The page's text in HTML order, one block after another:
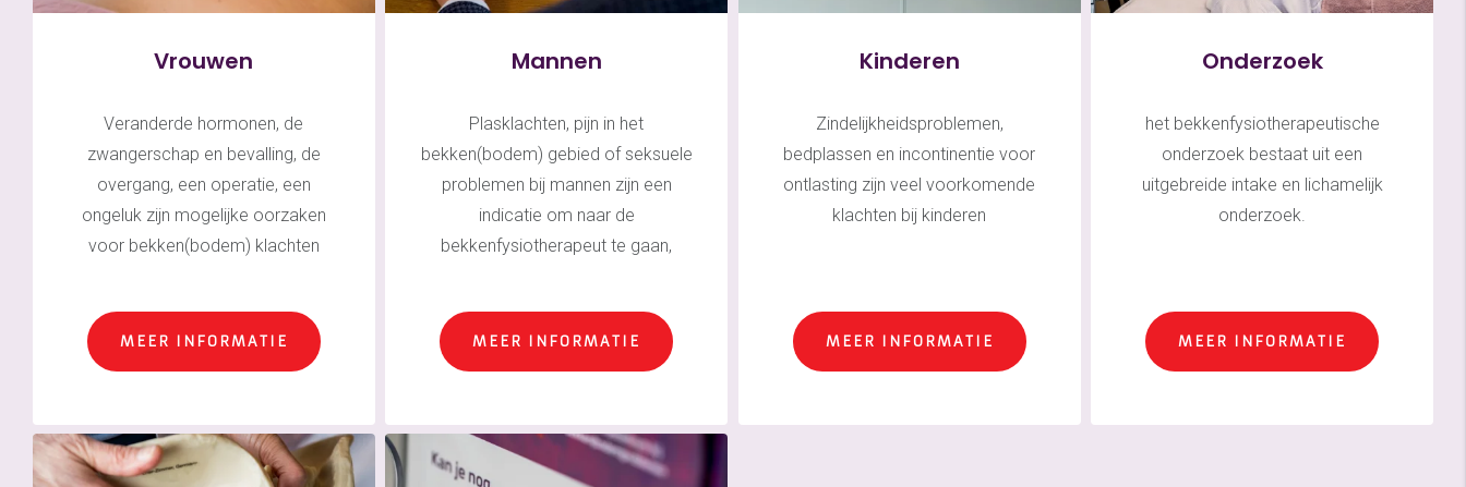
Vrouwen
Veranderde hormonen, de
zwangerschap en bevalling, de
overgang, een operatie, een
ongeluk zijn mogelijke oorzaken
voor bekken(bodem) klachten
MEER INFORMATIE
Mannen
Plasklachten, pijn in het
bekken(bodem) gebied of seksuele
problemen bij mannen zijn een
indicatie om naar de
bekkenfysiotherapeut te gaan,
MEER INFORMATIE
Kinderen
Zindelijkheidsproblemen,
bedplassen en incontinentie voor
ontlasting zijn veel voorkomende
klachten bij kinderen
MEER INFORMATIE
Onderzoek
het bekkenfysiotherapeutische
onderzoek bestaat uit een
uitgebreide intake en lichamelijk
onderzoek.
MEER INFORMATIE